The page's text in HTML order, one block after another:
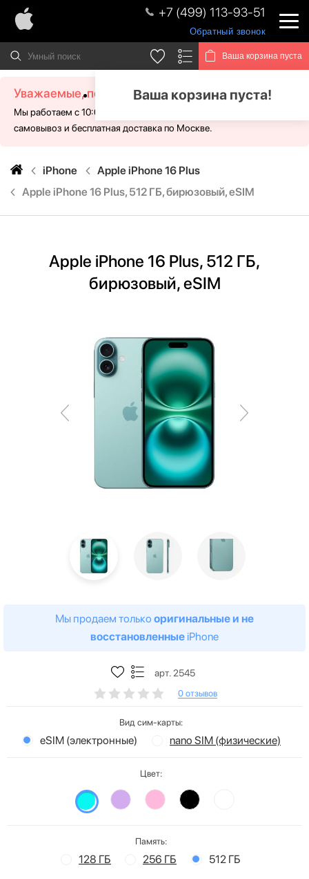
+7 (499) 113-93-51
Обратный звонок
Ваша корзина пуста
Ваша корзина пуста!
Уважаемые, посетители!
Мы работаем с 10:00 - 21:00 без выходных. Для Вас доступен
самовывоз и бесплатная доставка по Москве.
iPhone
Apple iPhone 16 Plus
Apple iPhone 16 Plus, 512 ГБ, бирюзовый, eSIM
Apple iPhone 16 Plus, 512 ГБ,
бирюзовый, eSIM
Мы продаем только оригинальные и не
восстановленные iPhone
арт. 2545
0 отзывов
Вид сим-карты:
eSIM (электронные) nano SIM (физические)
Цвет:
Память:
128 ГБ 256 ГБ 512 ГБ